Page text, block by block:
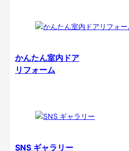
かんたん室内ドア
リフォーム
SNS ギャラリー